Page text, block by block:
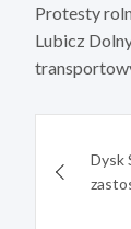
Protesty
Lubicz
wpisu
Dysk